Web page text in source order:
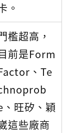
。
檻超高，
前是Form
、Te
、旺矽、穎
這些廠商